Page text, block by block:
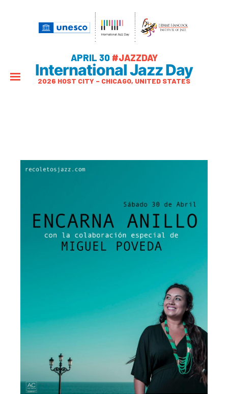
APRIL 30 #JAZZDAY
International Jazz Day
2026 HOST CITY – CHICAGO, UNITED STATES